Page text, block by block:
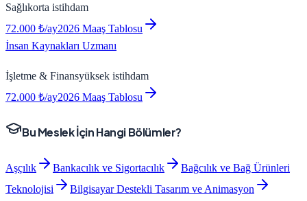
Sağlıkorta istihdam
72.000 ₺/ay2026 Maaş Tablosu
İnsan Kaynakları Uzmanı
İşletme & Finansyüksek istihdam
72.000 ₺/ay2026 Maaş Tablosu
Bu Meslek İçin Hangi Bölümler?
Aşçılık Bankacılık ve Sigortacılık
Bağcılık ve Bağ Ürünleri
Teknolojisi
Bilgisayar Destekli Tasarım ve Animasyon